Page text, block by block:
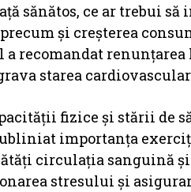
sănătos, ce ar trebui
și creșterea
a recomandat
starea
fizice și stării de
importanța
circulația sanguină
stresului și